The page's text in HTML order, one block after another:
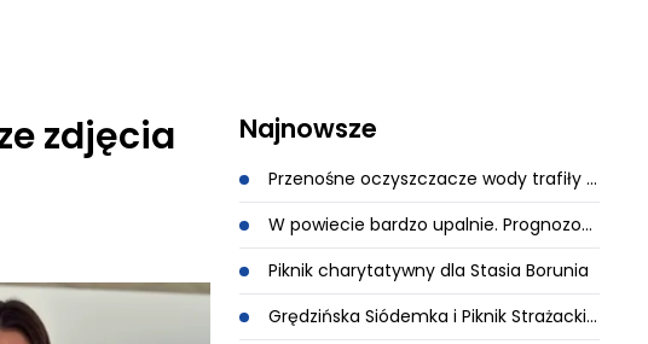
zdjęcia
Najnowsze
Przenośne oczyszczacze wody trafiły do Gminy Oława
W powiecie bardzo upalnie. Prognozowane są też silne burze
Piknik charytatywny dla Stasia Borunia
Grędzińska Siódemka i Piknik Strażacki. Co czeka na mieszkańców?